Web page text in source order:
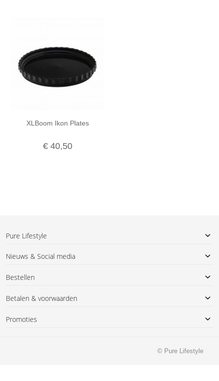
XLBoom Ikon Plates
€ 40,50
Pure Lifestyle
Nieuws & Social media
Bestellen
Betalen & voorwaarden
Promoties
© Pure Lifestyle